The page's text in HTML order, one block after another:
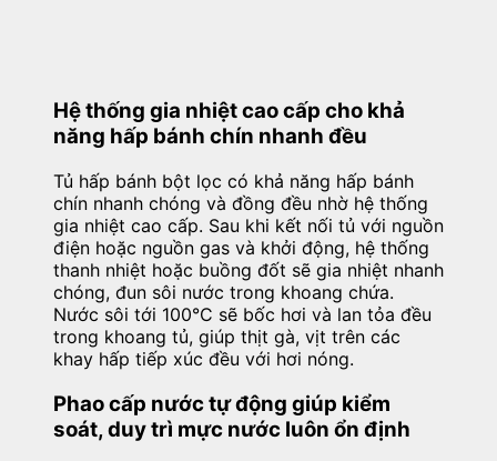
Hệ thống gia nhiệt cao cấp cho khả
năng hấp bánh chín nhanh đều
Tủ hấp bánh bột lọc có khả năng hấp bánh
chín nhanh chóng và đồng đều nhờ hệ thống
gia nhiệt cao cấp. Sau khi kết nối tủ với nguồn
điện hoặc nguồn gas và khởi động, hệ thống
thanh nhiệt hoặc buồng đốt sẽ gia nhiệt nhanh
chóng, đun sôi nước trong khoang chứa.
Nước sôi tới 100°C sẽ bốc hơi và lan tỏa đều
trong khoang tủ, giúp thịt gà, vịt trên các
khay hấp tiếp xúc đều với hơi nóng.
Phao cấp nước tự động giúp kiểm
soát, duy trì mực nước luôn ổn định